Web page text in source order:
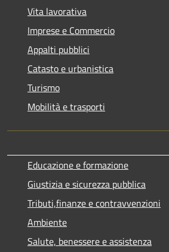
Vita lavorativa
Imprese e Commercio
Appalti pubblici
Catasto e urbanistica
Turismo
Mobilità e trasporti
Educazione e formazione
Giustizia e sicurezza pubblica
Tributi,finanze e contravvenzioni
Ambiente
Salute, benessere e assistenza